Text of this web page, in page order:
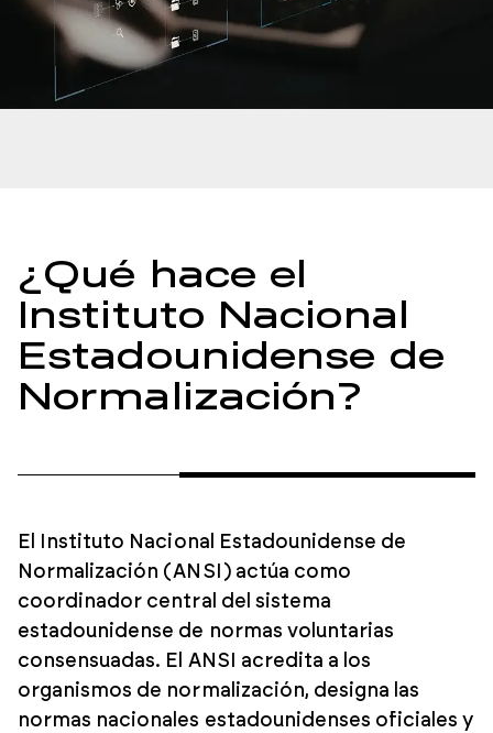
¿Qué hace el
Instituto Nacional
Estadounidense de
Normalización?
El Instituto Nacional Estadounidense de
Normalización (ANSI) actúa como
coordinador central del sistema
estadounidense de normas voluntarias
consensuadas. El ANSI acredita a los
organismos de normalización, designa las
normas nacionales estadounidenses oficiales y